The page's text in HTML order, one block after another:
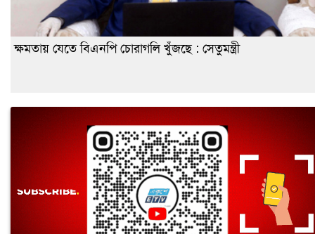
ক্ষমতায় যেতে বিএনপি চোরাগলি খুঁজছে : সেতুমন্ত্রী